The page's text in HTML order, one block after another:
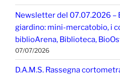
Newsletter del 07.07.2026 –
giardino: mini-mercatobio, i
biblioArena, Biblioteca,
07/07/2026
D.A.M.S. Rassegna